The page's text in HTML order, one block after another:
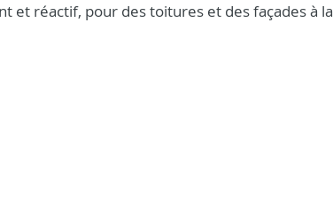
et réactif, pour des toitures et des façades à la